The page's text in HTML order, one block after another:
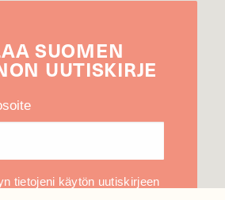
SUOMEN
UUTIS­KIRJE
tietojeni käytön uutiskirjeen